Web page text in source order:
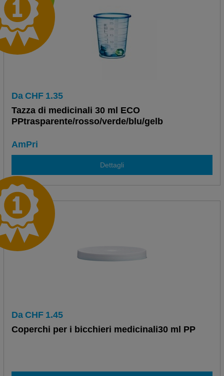
Da CHF 1.35
Tazza di medicinali 30 ml ECO
PPtrasparente/rosso/verde/blu/gelb
AmPri
Dettagli
Da CHF 1.45
Coperchi per i bicchieri medicinali30 ml PP